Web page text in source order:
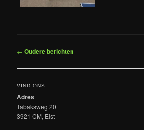
Bericht
← Oudere berichten
VIND ONS
Adres
Tabaksweg 20
3921 CM, Elst